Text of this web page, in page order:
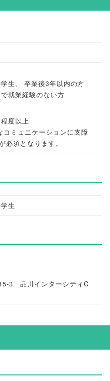
生
卒業後3年以内の方
で就業経験のない方
度以上
コミュニケーションに支障
必須となります 。
生
3 品川インターシティC